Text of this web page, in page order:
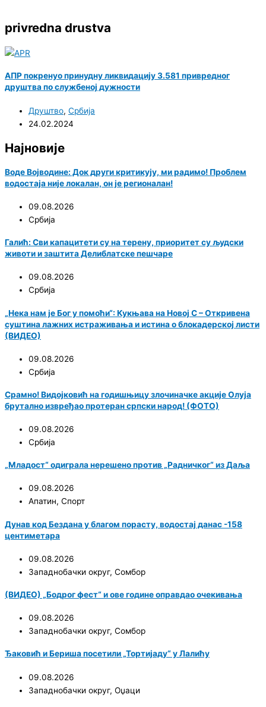
privredna drustva
АПР покренуо принудну ликвидацију 3.581 привредног
друштва по службеној дужности
Друштво, Србија
24.02.2024
Најновије
Воде Војводине: Док други критикују, ми радимо! Проблем
водостаја није локалан, он је регионалан!
09.08.2026
Србија
Галић: Сви капацитети су на терену, приоритет су људски
животи и заштита Делиблатске пешчаре
09.08.2026
Србија
„Нека нам је Бог у помоћи“: Кукњава на Новој С – Откривена
суштина лажних истраживања и истина о блокадерској листи
(ВИДЕО)
09.08.2026
Србија
Срамно! Видојковић на годишњицу злочиначке акције Олуја
брутално извређао протеран српски народ! (ФОТО)
09.08.2026
Србија
„Младост“ одиграла нерешено против „Радничког“ из Даља
09.08.2026
Апатин, Спорт
Дунав код Бездана у благом порасту, водостај данас -158
центиметара
09.08.2026
Западнобачки округ, Сомбор
(ВИДЕО) „Бодрог фест“ и ове године оправдао очекивања
09.08.2026
Западнобачки округ, Сомбор
Ђаковић и Бериша посетили „Тортијаду“ у Лалићу
09.08.2026
Западнобачки округ, Оџаци